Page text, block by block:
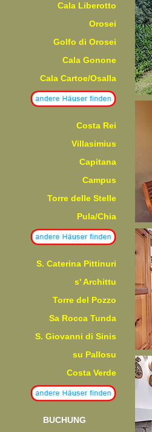
Cala Liberotto
Orosei
Golfo di Orosei
Cala Gonone
Cala Cartoe/Osalla
Costa Rei
Villasimius
Capitana
Campus
Torre delle Stelle
Pula/Chia
S. Caterina Pittinuri
s' Archittu
Torre del Pozzo
Sa Rocca Tunda
S. Giovanni di Sinis
su Pallosu
Costa Verde
BUCHUNG